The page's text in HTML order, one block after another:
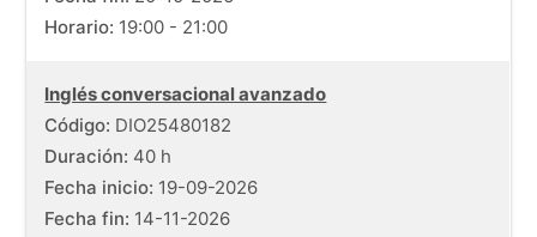
Horario: 19:00 - 21:00
Código: DIO25480182
Inglés conversacional avanzado
Duración: 40 h
Fecha inicio: 19-09-2026
Fecha fin: 14-11-2026